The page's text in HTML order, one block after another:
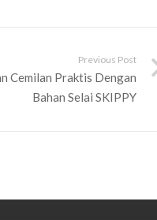
Previous Post
Cemilan Praktis Dengan
Bahan Selai SKIPPY